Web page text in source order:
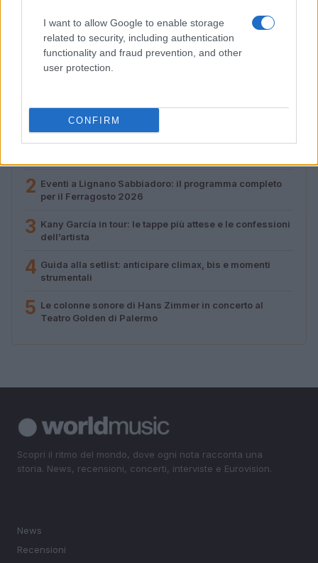
I want to allow Google to enable storage
related to security, including authentication
functionality and fraud prevention, and other
user protection.
CONFIRM
Kany García in tour: le tappe più attese e le
confessioni dell’artista
Susanna Riva · 6 Ago 2026
PIÙ LETTI
1
Festival estivi a Milano: musica, arte e inclusione nei
2 Eventi a Lignano Sabbiadoro: il programma completo
per il Ferragosto 2026
3 Kany García in tour: le tappe più attese e le confessioni
dell’artista
4 Guida alla setlist: anticipare climax, bis e momenti
strumentali
5 Le colonne sonore di Hans Zimmer in concerto al
Teatro Golden di Palermo
Scopri il ritmo del mondo, dove ogni nota racconta una
storia. News, recensioni, concerti, interviste e Eurovision.
News
Recensioni